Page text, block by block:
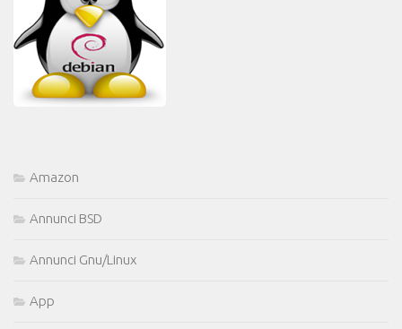
Amazon
Annunci BSD
Annunci Gnu/Linux
App